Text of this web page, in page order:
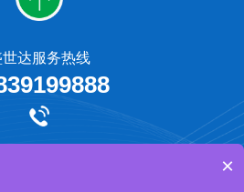
世达服务热线
×